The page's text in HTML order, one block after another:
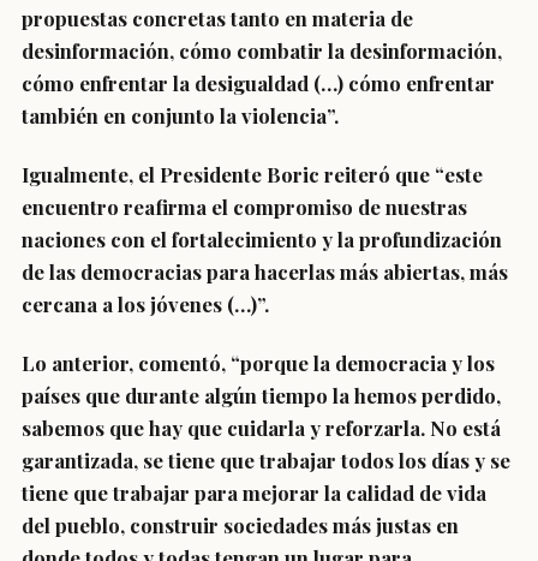
propuestas concretas tanto en materia de
desinformación, cómo combatir la desinformación,
cómo enfrentar la desigualdad (…) cómo enfrentar
también en conjunto la violencia”.
Igualmente, el Presidente Boric reiteró que “este
encuentro reafirma el compromiso de nuestras
naciones con el fortalecimiento y la profundización
de las democraciaspara hacerlas más abiertas, más
cercana a los jóvenes (…)”.
Lo anterior, comentó, “porque la democracia y los
países que durante algún tiempo la hemos perdido,
sabemos que hay que cuidarla y reforzarla. No está
garantizada, se tiene que trabajar todos los días y se
tiene que trabajar para mejorar la calidad de vida
del pueblo, construir sociedades más justas en